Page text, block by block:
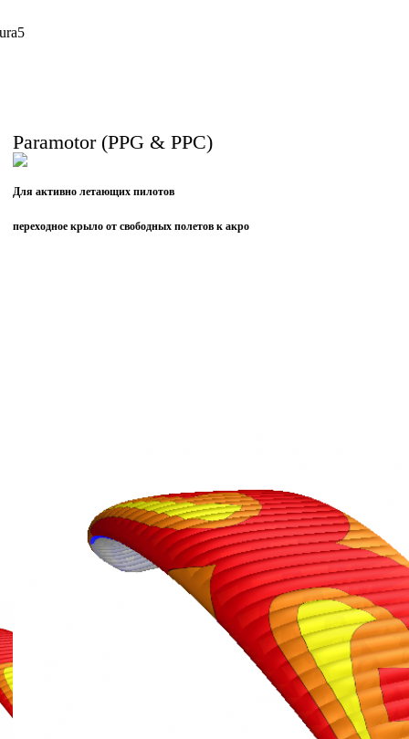
Paramotor (PPG & PPC)
Для активно летающих пилотов
переходное крыло от свободных полетов к акро